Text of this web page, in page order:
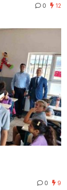
0 12
0 9